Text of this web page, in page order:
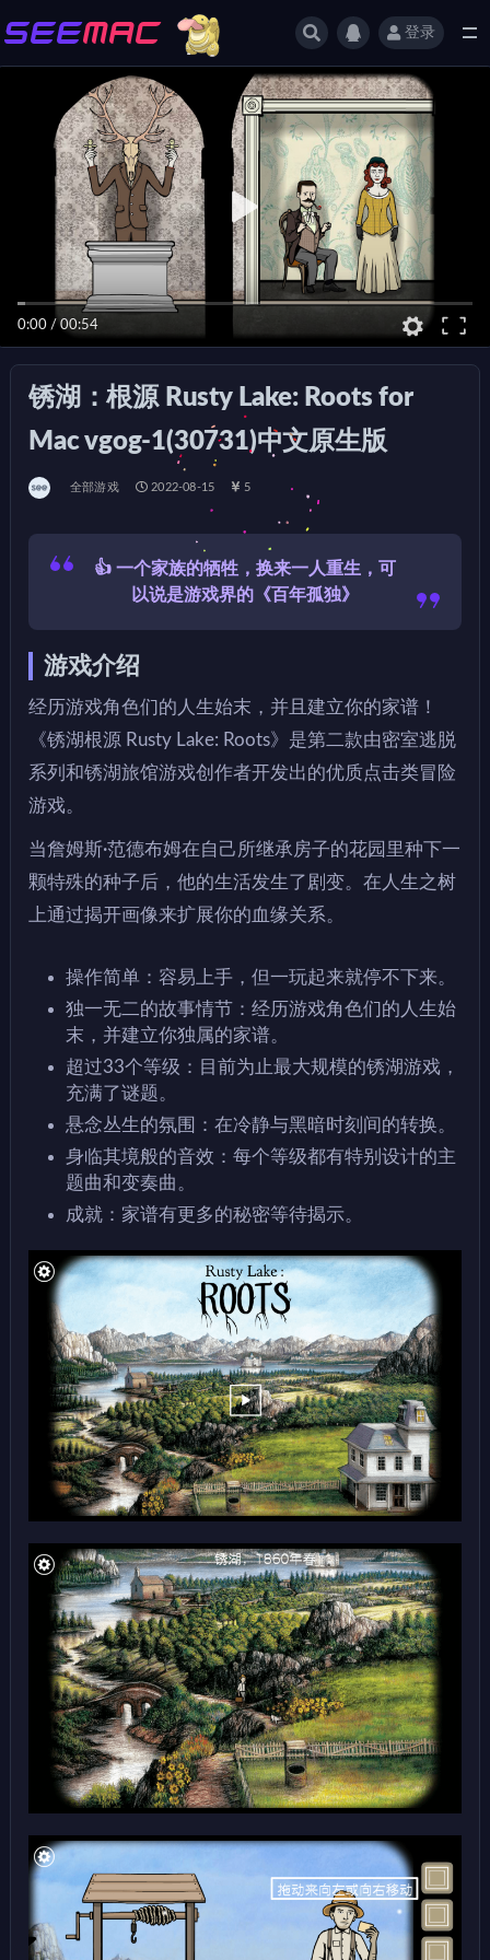
登录
0:00 /00:54
锈湖：根源 Rusty Lake: Roots for
Mac vgog-1(30731)中文原生版
全部游戏 2022-08-15 5
👍 一个家族的牺牲，换来一人重生，可
以说是游戏界的《百年孤独》
游戏介绍
经历游戏角色们的人生始末，并且建立你的家谱！
《锈湖根源 Rusty Lake: Roots》是第二款由密室逃脱
系列和锈湖旅馆游戏创作者开发出的优质点击类冒险
游戏。
当詹姆斯·范德布姆在自己所继承房子的花园里种下一
颗特殊的种子后，他的生活发生了剧变。在人生之树
上通过揭开画像来扩展你的血缘关系。
操作简单：容易上手，但一玩起来就停不下来。
独一无二的故事情节：经历游戏角色们的人生始
末，并建立你独属的家谱。
超过33个等级：目前为止最大规模的锈湖游戏，
充满了谜题。
悬念丛生的氛围：在冷静与黑暗时刻间的转换。
身临其境般的音效：每个等级都有特别设计的主
题曲和变奏曲。
成就：家谱有更多的秘密等待揭示。